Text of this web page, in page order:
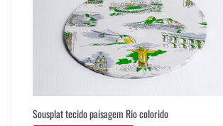
Sousplat tecido paisagem Rio colorido